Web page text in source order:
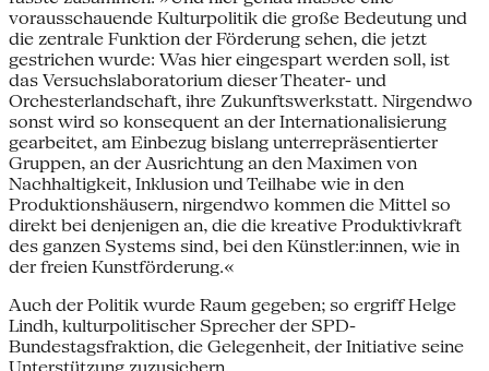
vorausschauende Kulturpolitik die große Bedeutung und
die zentrale Funktion der Förderung sehen, die jetzt
gestrichen wurde: Was hier eingespart werden soll, ist
das Versuchslaboratorium dieser Theater- und
Orchesterlandschaft, ihre Zukunftswerkstatt. Nirgendwo
sonst wird so konsequent an der Internationalisierung
gearbeitet, am Einbezug bislang unterrepräsentierter
Gruppen, an der Ausrichtung an den Maximen von
Nachhaltigkeit, Inklusion und Teilhabe wie in den
Produktionshäusern, nirgendwo kommen die Mittel so
direkt bei denjenigen an, die die kreative Produktivkraft
des ganzen Systems sind, bei den Künstler:innen, wie in
der freien Kunstförderung.«
Auch der Politik wurde Raum gegeben; so ergriff Helge
Lindh, kulturpolitischer Sprecher der SPD-
Bundestagsfraktion, die Gelegenheit, der Initiative seine